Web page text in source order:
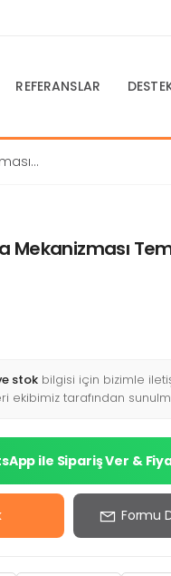
REFERANSLAR
Mekanizması
stok bilgisi için bizimle
ekibimiz tarafından
ile Sipariş Ver &
Formu